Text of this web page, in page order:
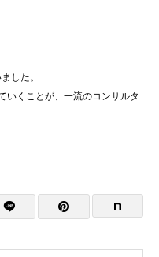
した。
いくことが、一流のコンサルタ